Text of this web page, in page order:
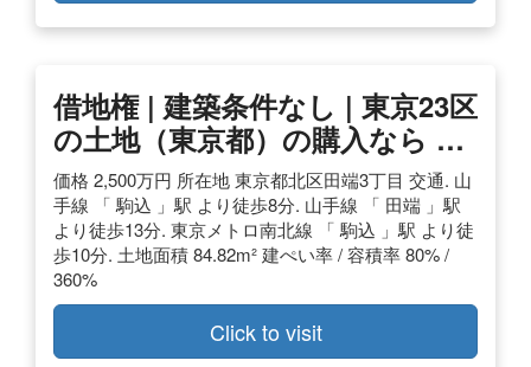
借地権 | 建築条件なし | 東京23区
の土地（東京都）の購入なら …
価格 2,500万円 所在地 東京都北区田端3丁目 交通. 山
手線 「 駒込 」駅 より徒歩8分. 山手線 「 田端 」駅
より徒歩13分. 東京メトロ南北線 「 駒込 」駅 より徒
歩10分. 土地面積 84.82m² 建ぺい率 / 容積率 80% /
360%
Click to visit